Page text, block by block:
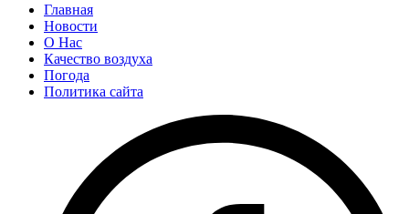
Главная
Новости
О Нас
Качество воздуха
Погода
Политика сайта